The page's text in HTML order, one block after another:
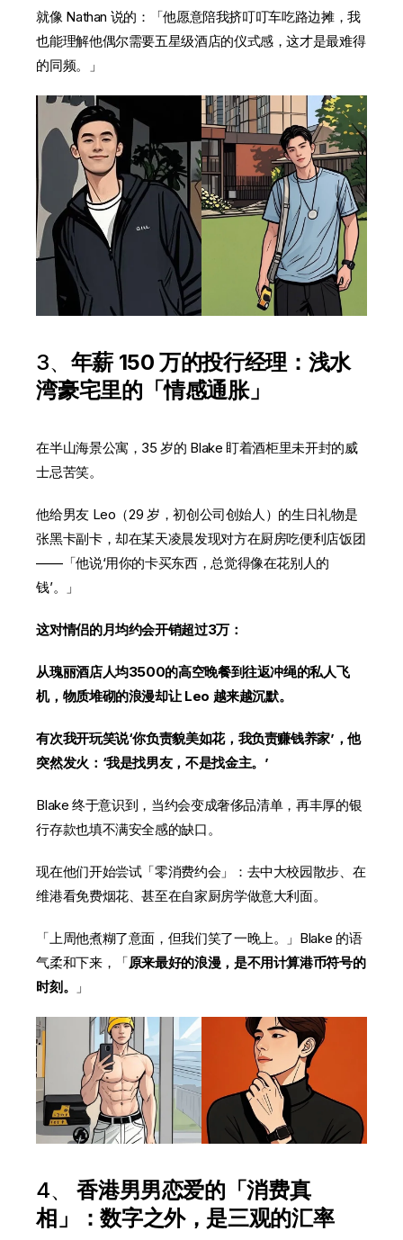
就像 Nathan 说的：「他愿意陪我挤叮叮车吃路边摊，我
也能理解他偶尔需要五星级酒店的仪式感，这才是最难得
的同频。」
3、 年薪 150 万的投行经理：浅水
湾豪宅里的「情感通胀」
在半山海景公寓，35 岁的 Blake 盯着酒柜里未开封的威
士忌苦笑。
他给男友 Leo（29 岁，初创公司创始人）的生日礼物是
张黑卡副卡，却在某天凌晨发现对方在厨房吃便利店饭团
——「他说‘用你的卡买东西，总觉得像在花别人的
钱’。」
这对情侣的月均约会开销超过3万：
从瑰丽酒店人均3500的高空晚餐到往返冲绳的私人飞
机，物质堆砌的浪漫却让 Leo 越来越沉默。
有次我开玩笑说‘你负责貌美如花，我负责赚钱养家’，他
突然发火：‘我是找男友，不是找金主。’
Blake 终于意识到，当约会变成奢侈品清单，再丰厚的银
行存款也填不满安全感的缺口。
现在他们开始尝试「零消费约会」：去中大校园散步、在
维港看免费烟花、甚至在自家厨房学做意大利面。
「上周他煮糊了意面，但我们笑了一晚上。」Blake 的语
气柔和下来，「原来最好的浪漫，是不用计算港币符号的
时刻。
」
4、香港男男恋爱的「消费真
相」：数字之外，是三观的汇率